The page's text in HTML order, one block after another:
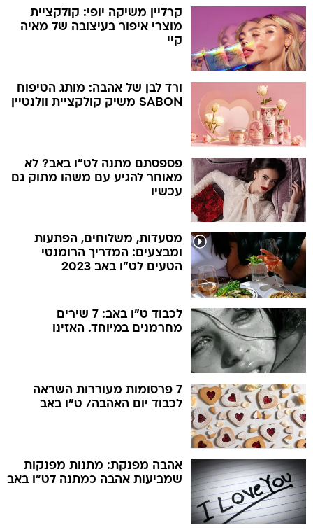
קרליין משיקה יופי: קולקציית
מוצרי איפור בעיצובה של מאיה
קיי
ורד לבן של אהבה: מותג הטיפוח
SABON משיק קולקציית וולנטיין
פספסתם מתנה לט"ו באב? לא
מאוחר להגיע עם משהו מתוק גם
עכשיו
מסעדות, משלוחים, הפתעות
ומבצעים: המדריך הרומנטי
הטעים לט"ו באב 2023
לכבוד ט"ו באב: 7 שירים
מחרמנים במיוחד. האזינו
7 פרסומות מעוררות השראה
לכבוד יום האהבה/ ט"ו באב
אהבה מפנקת: מתנות מפנקות
שמביעות אהבה כמתנה לט"ו באב